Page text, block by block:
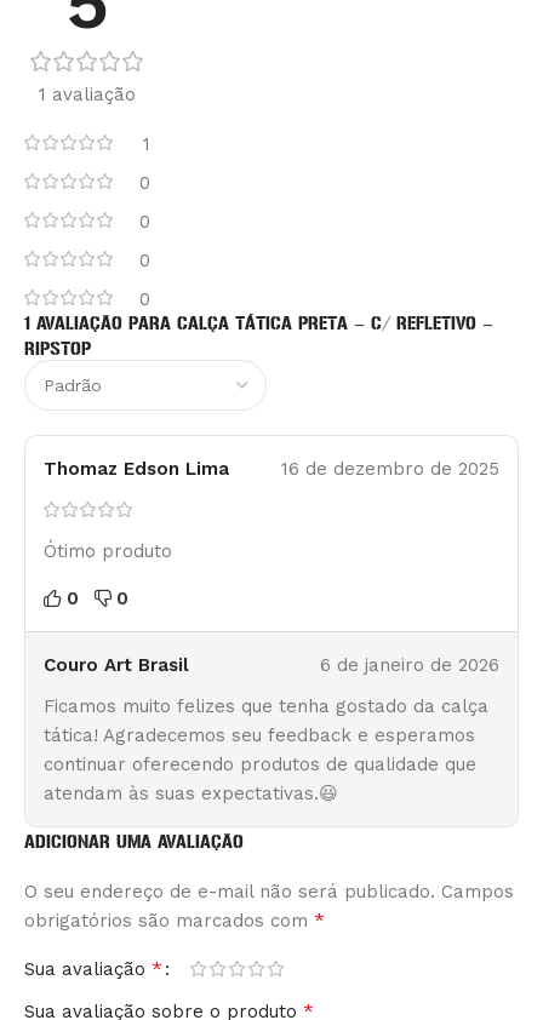
1 avaliação
1
0
0
0
0
1 AVALIAÇÃO PARA CALÇA TÁTICA PRETA – C/ REFLETIVO –
RIPSTOP
Thomaz Edson Lima 16 de dezembro de 2025
Ótimo produto
0 0
Couro Art Brasil
6 de janeiro de 2026
Ficamos muito felizes que tenha gostado da calça
tática! Agradecemos seu feedback e esperamos
continuar oferecendo produtos de qualidade que
atendam às suas expectativas.😃
ADICIONAR UMA AVALIAÇÃO
O seu endereço de e-mail não será publicado. Campos
obrigatórios são marcados com *
Sua avaliação *
Sua avaliação sobre o produto *
Alternative: